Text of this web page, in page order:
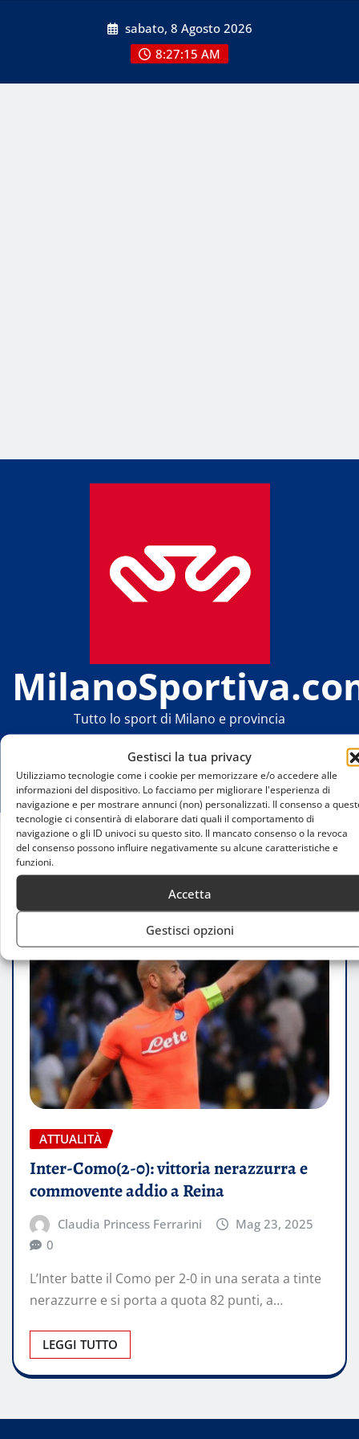
Gestisci la tua privacy
Utilizziamo tecnologie come i cookie per memorizzare e/o accedere alle
informazioni del dispositivo. Lo facciamo per migliorare l'esperienza di
navigazione e per mostrare annunci (non) personalizzati. Il consenso a
tecnologie ci consentirà di elaborare dati quali il comportamento di
navigazione o gli ID univoci su questo sito. Il mancato consenso o la revoca
del consenso possono influire negativamente su alcune caratteristiche e
funzioni.
Accetta
Gestisci opzioni
sabato, 8 Agosto 2026
8:27:15 AM
Tutto lo sport di Milano e provincia
Home
Inter-Como(2-0): vittoria nerazzurra e
commovente addio a Reina
ATTUALITÀ
Inter-Como(2-0): vittoria nerazzurra e
commovente addio a Reina
Claudia Princess Ferrarini
Mag 23, 2025
0
L’Inter batte il Como per 2-0 in una serata a tinte
nerazzurre e si porta a quota 82 punti, a…
LEGGI TUTTO